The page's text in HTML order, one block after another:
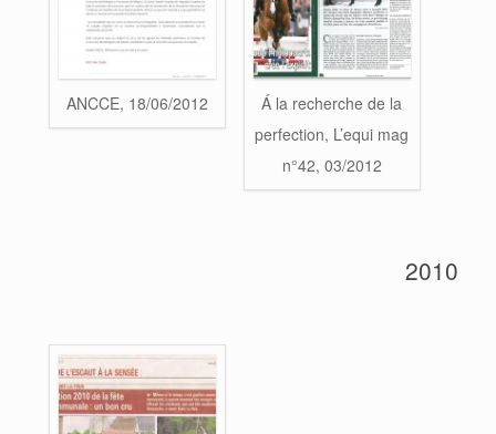
ANCCE, 18/06/2012
Á la recherche de la
perfection, L’equi mag
n°42, 03/2012
2010